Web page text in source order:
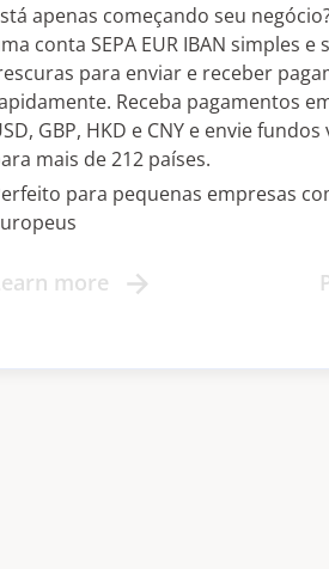
apenas começando seu
conta SEPA EUR IBAN simples e
para enviar e receber
Receba pagamentos
GBP, HKD e CNY e envie fundos
mais de 212 países.
para pequenas empresas
more